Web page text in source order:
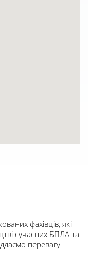
фахівців, які
сучасних БПЛА та
перевагу